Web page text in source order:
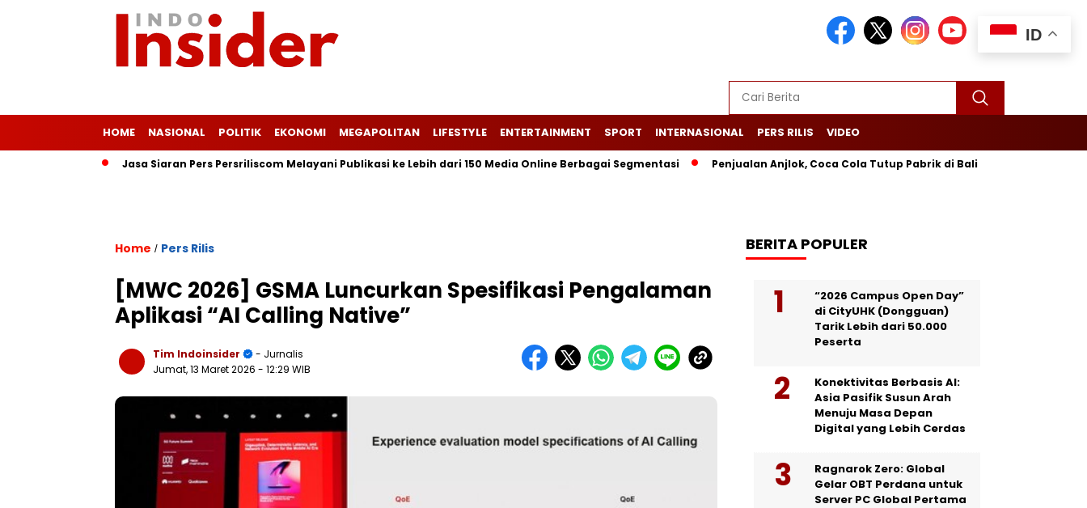
HOME NASIONAL POLITIK EKONOMI MEGAPOLITAN LIFESTYLE ENTERTAINMENT SPORT INTERNASIONAL PERS RILIS VIDEO
Jasa Siaran Pers Persriliscom Melayani Publikasi ke Lebih dari 150 Media Online Berbagai Segmentasi Penjualan Anjlok, Coca Cola Tutup Pabrik di Bali Lebih dari 200
Home / Pers Rilis
[MWC 2026] GSMA Luncurkan Spesifikasi Pengalaman
Aplikasi “AI Calling Native”
Tim Indoinsider
- Jurnalis
Jumat, 13 Maret 2026 - 12:29 WIB
BERITA POPULER
“2026 Campus Open Day”
di CityUHK (Dongguan)
Tarik Lebih dari 50.000
Peserta
Konektivitas Berbasis AI:
Asia Pasifik Susun Arah
Menuju Masa Depan
Digital yang Lebih Cerdas
Ragnarok Zero: Global
Gelar OBT Perdana untuk
Server PC Global Pertama
ID